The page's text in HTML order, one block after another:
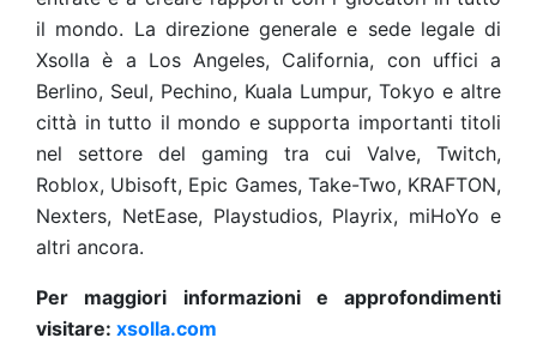
il mondo. La direzione generale e sede legale di
Xsolla è a Los Angeles, California, con uffici a
Berlino, Seul, Pechino, Kuala Lumpur, Tokyo e altre
città in tutto il mondo e supporta importanti titoli
nel settore del gaming tra cui Valve, Twitch,
Roblox, Ubisoft, Epic Games, Take-Two, KRAFTON,
Nexters, NetEase, Playstudios, Playrix, miHoYo e
altri ancora.
Per maggiori informazioni e approfondimenti
visitare: xsolla.com